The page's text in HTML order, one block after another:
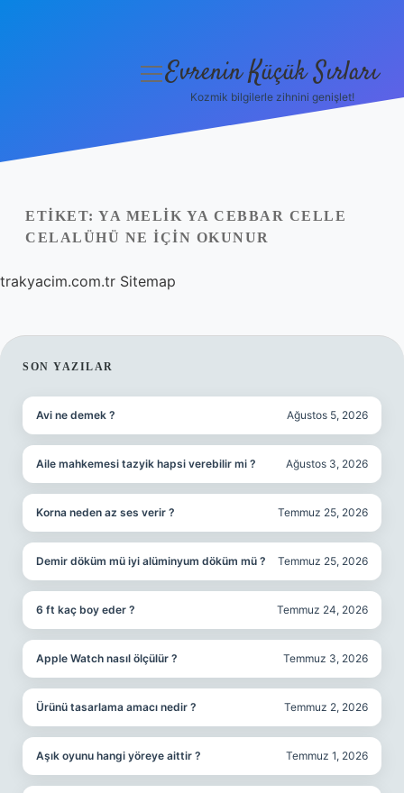
Yasal Uyarı
menüyü
Evrenin Küçük Sırları
Kozmik bilgilerle zihnini genişlet!
ETIKET: YA MELIK YA CEBBAR CELLE
CELALÜHÜ NE IÇIN OKUNUR
trakyacim.com.tr Sitemap
SIDEBAR
SON YAZILAR
Avi ne demek ? Ağustos 5, 2026
Aile mahkemesi tazyik hapsi verebilir mi ? Ağustos 3, 2026
Korna neden az ses verir ? Temmuz 25, 2026
Demir döküm mü iyi alüminyum döküm mü ? Temmuz 25, 2026
6 ft kaç boy eder ? Temmuz 24, 2026
Apple Watch nasıl ölçülür ? Temmuz 3, 2026
Ürünü tasarlama amacı nedir ? Temmuz 2, 2026
Aşık oyunu hangi yöreye aittir ? Temmuz 1, 2026